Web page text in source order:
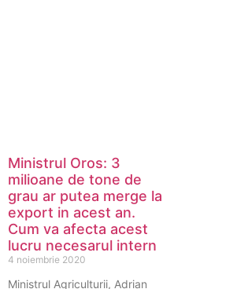
Ministrul Oros: 3
milioane de tone de
grau ar putea merge la
export in acest an.
Cum va afecta acest
lucru necesarul intern
4 noiembrie 2020
Ministrul Agriculturii, Adrian